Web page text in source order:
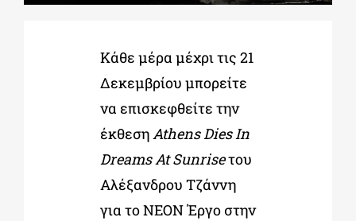
ΠΟΛΙΤΙΣΤΙΚΟΙ ΦΟΡΕΙΣ
Κάθε μέρα μέχρι τις 21
Δεκεμβρίου μπορείτε
να επισκεφθείτε την
έκθεσηAthens Dies In
Dreams At Sunriseτου
Αλέξανδρου Τζάννη
για το ΝΕΟΝ Έργο στην